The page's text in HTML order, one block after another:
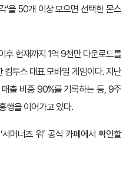
’을 50개 이상 모으면 선택한 몬스
후 현재까지 1억 9천만 다운로드를
컴투스 대표 모바일 게임이다. 지난
출 비중 90%를 기록하는 등, 9주
행을 이어가고 있다.
머너즈 워’ 공식 카페에서 확인할